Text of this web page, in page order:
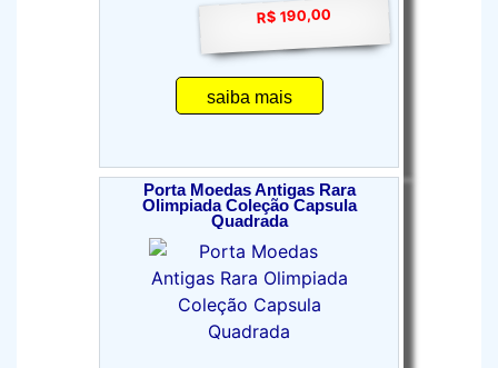
R$ 190,00
saiba mais
Porta Moedas Antigas Rara
Olimpiada Coleção Capsula
Quadrada